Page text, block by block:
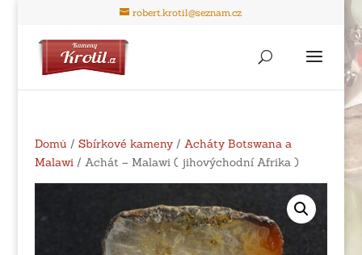
robert.krotil@seznam.cz
Domů / Sbírkové kameny/ Acháty Botswana a
Malawi/ Achát – Malawi ( jihovýchodní Afrika )